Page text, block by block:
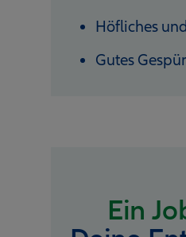
Höfliches
Gutes
Ein